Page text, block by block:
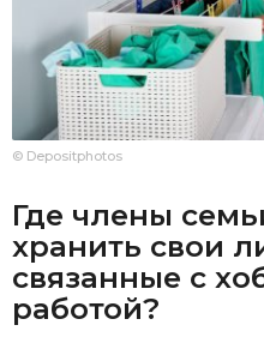
© Depositphotos
Где члены
хранить свои
связанные с
работой?